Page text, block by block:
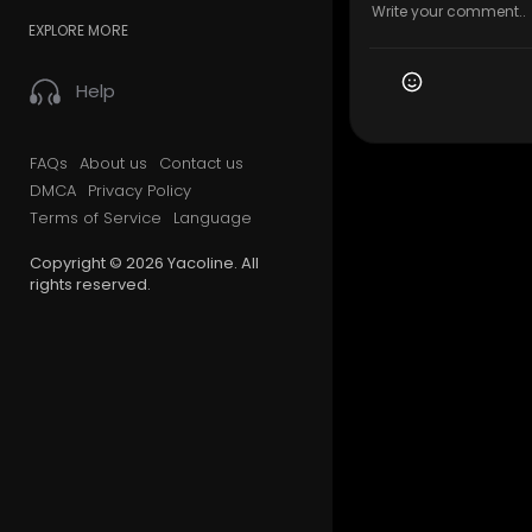
EXPLORE MORE
Help
FAQs About us
Contact us
DMCA Privacy Policy
Terms of Service
Language
Copyright © 2026 Yacoline. All
rights reserved.